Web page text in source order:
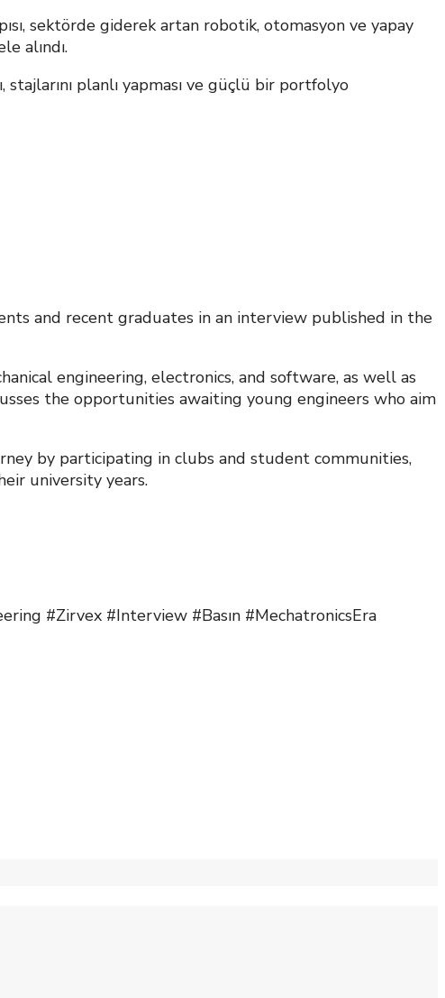
sektörde giderek artan robotik, otomasyon ve yapay
alındı.
planlı yapması ve güçlü bir portfolyo
and recent graduates in an interview published in the
engineering, electronics, and software, as well as
the opportunities awaiting young engineers who aim
by participating in clubs and student communities,
university years.
#Zirvex #Interview #Basın #MechatronicsEra